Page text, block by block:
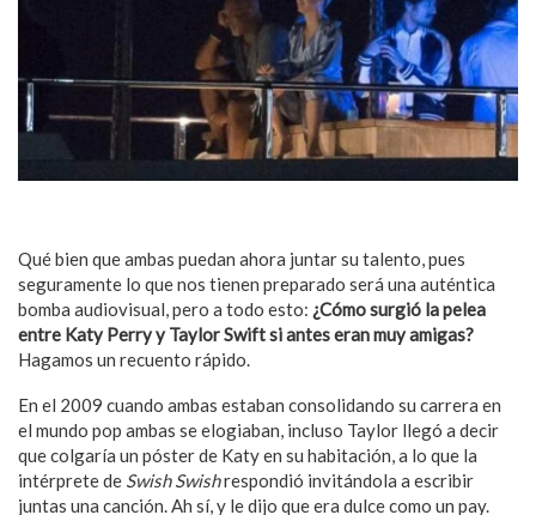
Qué bien que ambas puedan ahora juntar su talento, pues
seguramente lo que nos tienen preparado será una auténtica
bomba audiovisual, pero a todo esto: ¿Cómo surgió la pelea
entre Katy Perry y Taylor Swift si antes eran muy amigas?
Hagamos un recuento rápido.
En el 2009 cuando ambas estaban consolidando su carrera en
el mundo pop ambas se elogiaban, incluso Taylor llegó a decir
que colgaría un póster de Katy en su habitación, a lo que la
intérprete de Swish Swishrespondió invitándola a escribir
juntas una canción. Ah sí, y le dijo que era dulce como un pay.